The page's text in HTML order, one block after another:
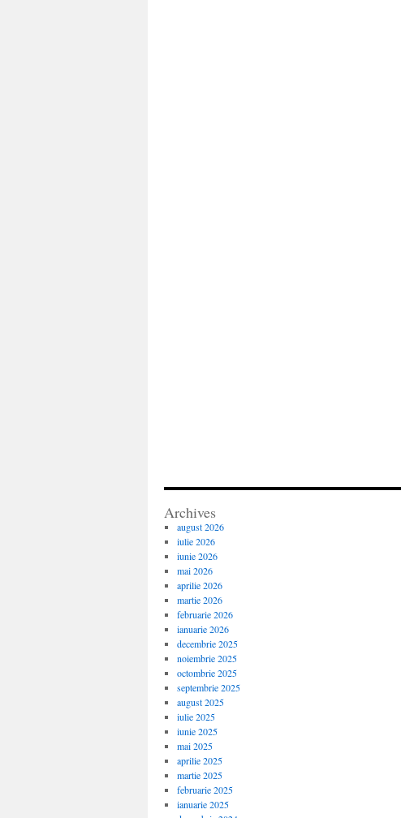
Archives
august 2026
iulie 2026
iunie 2026
mai 2026
aprilie 2026
martie 2026
februarie 2026
ianuarie 2026
decembrie 2025
noiembrie 2025
octombrie 2025
septembrie 2025
august 2025
iulie 2025
iunie 2025
mai 2025
aprilie 2025
martie 2025
februarie 2025
ianuarie 2025